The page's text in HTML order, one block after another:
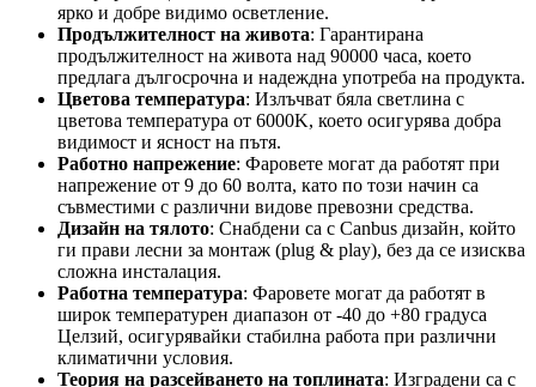
ярко и добре видимо осветление.
Продължителност на живота: Гарантирана
продължителност на живота над 90000 часа, което
предлага дългосрочна и надеждна употреба на продукта.
Цветова температура: Излъчват бяла светлина с
цветова температура от 6000K, което осигурява добра
видимост и ясност на пътя.
Работно напрежение: Фаровете могат да работят при
напрежение от 9 до 60 волта, като по този начин са
съвместими с различни видове превозни средства.
Дизайн на тялото: Снабдени са с Canbus дизайн, който
ги прави лесни за монтаж (plug & play), без да се изисква
сложна инсталация.
Работна температура: Фаровете могат да работят в
широк температурен диапазон от -40 до +80 градуса
Целзий, осигурявайки стабилна работа при различни
климатични условия.
Теория на разсейването на топлината: Изградени са с